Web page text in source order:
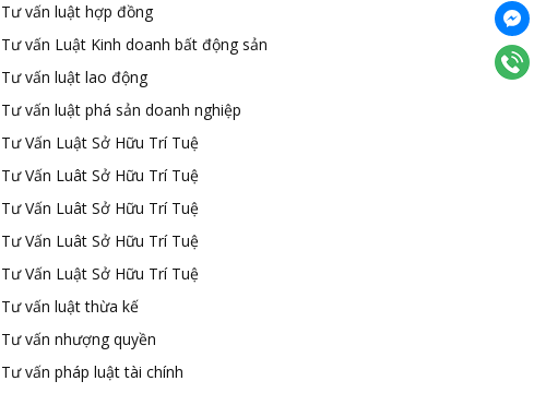
Tư vấn luật hợp đồng
Tư vấn Luật Kinh doanh bất động sản
Tư vấn luật lao động
Tư vấn luật phá sản doanh nghiệp
Tư Vấn Luật Sở Hữu Trí Tuệ
Tư Vấn Luât Sở Hữu Trí Tuệ
Tư Vấn Luât Sở Hữu Trí Tuệ
Tư Vấn Luât Sở Hữu Trí Tuệ
Tư Vấn Luật Sở Hữu Trí Tuệ
Tư vấn luật thừa kế
Tư vấn nhượng quyền
Tư vấn pháp luật tài chính